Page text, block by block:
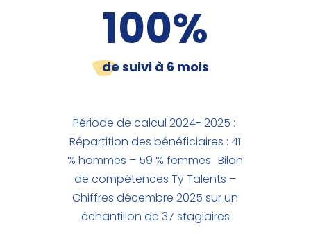
100%
de suivi à 6 mois
Période de calcul 2024- 2025 :
Répartition des bénéficiaires : 41
% hommes – 59 % femmes Bilan
de compétences Ty Talents –
Chiffres décembre 2025 sur un
échantillon de 37 stagiaires